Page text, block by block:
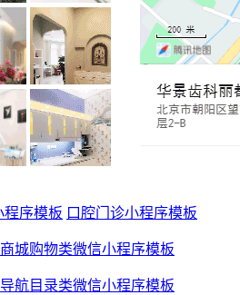
程序模板 口腔门诊小程序模板
城购物类微信小程序模板
航目录类微信小程序模板